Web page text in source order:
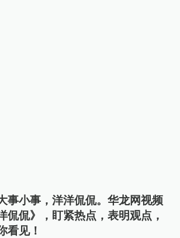
事小事，洋洋侃侃。华龙网视频
侃侃》，盯紧热点，表明观点，
看见！